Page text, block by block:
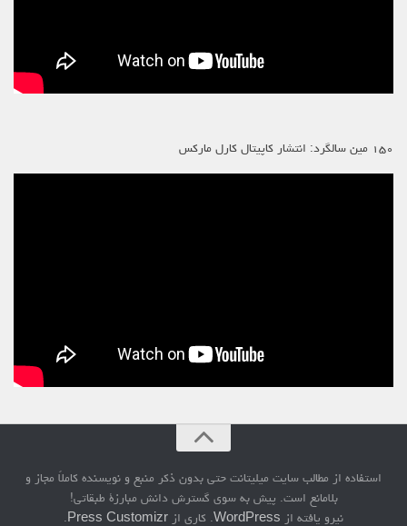
۱۵۰ مین سالگرد: انتشار کاپیتال کارل مارکس
استفاده از مطالب سایت میلیتانت حتی بدون ذکر منبع و نویسنده کاملاً مجاز و
بلامانع است. پیش به سوی گسترش دانش مبارزۀ طبقاتی!
نیرو یافته از WordPress. کاری از Press Customizr
.